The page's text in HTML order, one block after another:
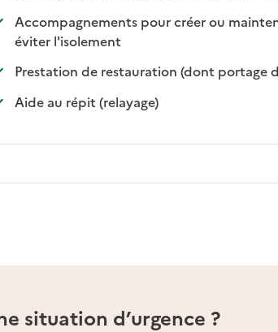
Accompagnements pour créer ou
éviter l'isolement: disponible
: non disponible
Prestation de restauration (dont portage
Aide au répit (relayage): disponible
: non disponible
situation d’urgence ?